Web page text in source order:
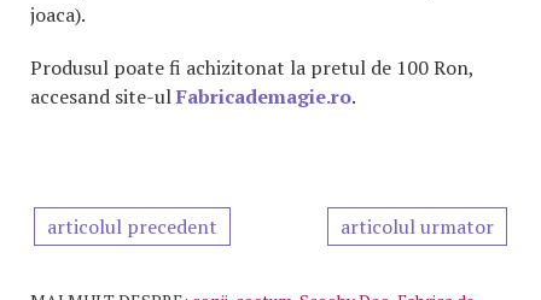
joaca).
Produsul poate fi achizitonat la pretul de 100 Ron,
accesand site-ulFabricademagie.ro.
articolul precedent articolul urmator